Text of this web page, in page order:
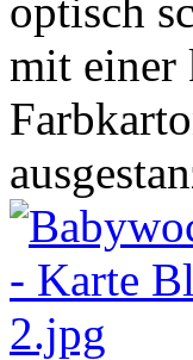
optisch
mit einer